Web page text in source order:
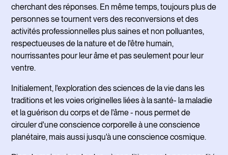
cherchant des réponses. En même temps, toujours plus de
personnes se tournent vers des reconversions et des
activités professionnelles plus saines et non polluantes,
respectueuses de la nature et de l'être humain,
nourrissantes pour leur âme et pas seulement pour leur
ventre.
Initialement, l'exploration des sciences de la vie dans les
traditions et les voies originelles liées à la santé- la maladie
et la guérison du corps et de l'âme - nous permet de
circuler d'une conscience corporelle à une conscience
planétaire, mais aussi jusqu'à une conscience cosmique.